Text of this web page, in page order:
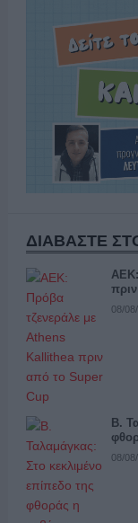
ΔΙΑΒΑΣΤΕ
08/
Β.
08/